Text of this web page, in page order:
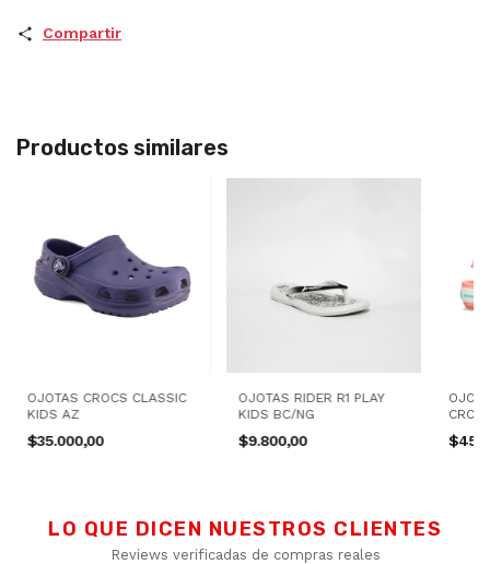
Compartir
Productos similares
OJOTAS CROCS CLASSIC
KIDS AZ
$35.000,00
OJOTAS RIDER R1 PLAY
KIDS BC/NG
$9.800,00
LO QUE DICEN NUESTROS CLIENTES
Reviews verificadas de compras reales